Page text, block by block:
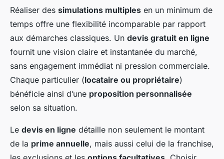
Réaliser des simulations multiples en un minimum de
temps offre une flexibilité incomparable par rapport
aux démarches classiques. Un devis gratuit en ligne
fournit une vision claire et instantanée du marché,
sans engagement immédiat ni pression commerciale.
Chaque particulier (locataire ou propriétaire)
bénéficie ainsi d’une proposition personnalisée
selon sa situation.
Le devis en ligne détaille non seulement le montant
de la prime annuelle, mais aussi celui de la franchise,